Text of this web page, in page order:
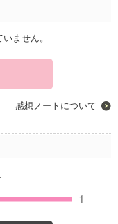
ません。
感想ノートについて